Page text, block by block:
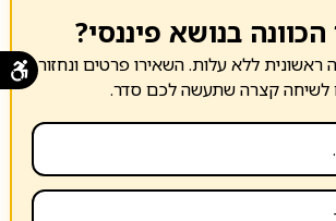
הכוונה בנושא פיננסי?
ראשונית ללא עלות. השאירו פרטים ונחזור
לשיחה קצרה שתעשה לכם סדר.